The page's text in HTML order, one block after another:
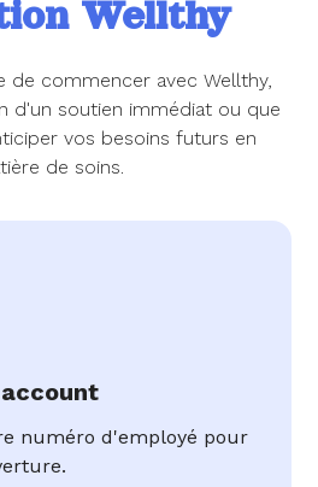
Wellthy
de commencer avec Wellthy,
d'un soutien immédiat ou que
vos besoins futurs en
de soins.
numéro d'employé pour